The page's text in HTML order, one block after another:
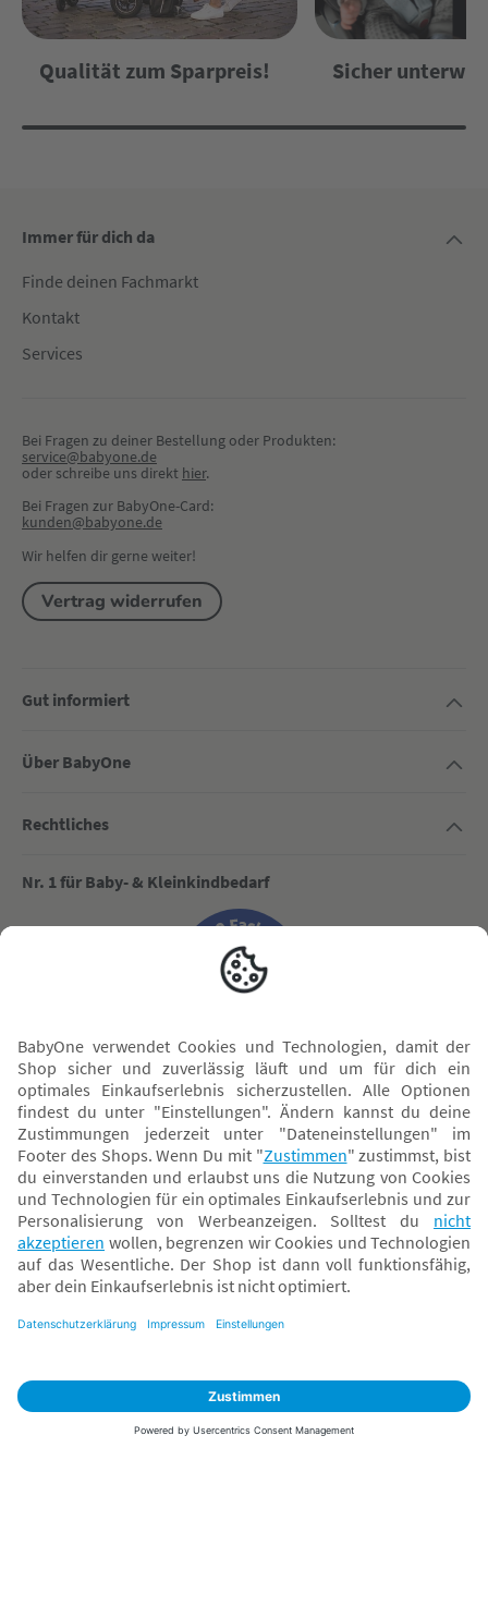
Qualität zum Sparpreis! Sicher
Immer für dich da
Finde deinen Fachmarkt
Kontakt
Services
Bei Fragen zu deiner Bestellung oder Produkten:
service@babyone.de
oder schreibe uns direkt hier.
Bei Fragen zur BabyOne-Card:
kunden@babyone.de
Wir helfen dir gerne weiter!
Vertrag widerrufen
Gut informiert
Über BabyOne
Rechtliches
Nr. 1 für Baby- & Kleinkindbedarf